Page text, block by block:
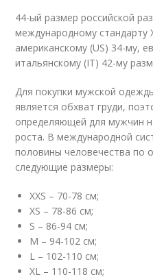
44-ый размер российской
международному стандарту
американскому (US) 34-му,
итальянскому (IT) 42-му
Для покупки мужской
является обхват груди,
определяющей для мужчин
роста. В международной
половины человечества по
следующие размеры:
XXS – 70-78 см;
XS – 78-86 см;
S – 86-94 см;
M – 94-102 см;
L – 102-110 см;
XL – 110-118 см;